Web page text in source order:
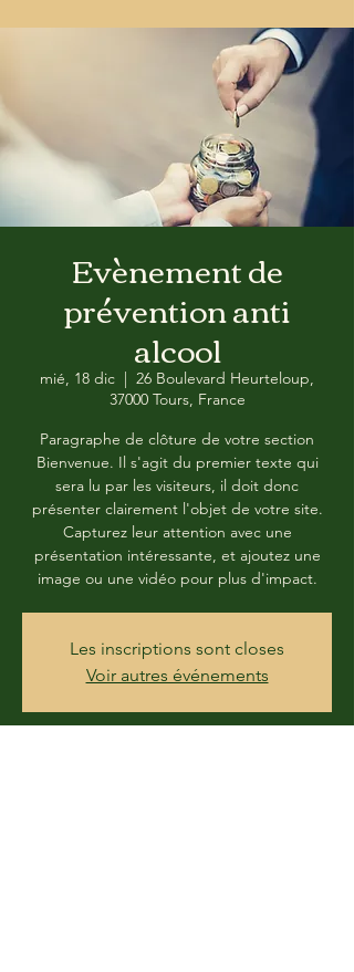
Evènement de
prévention anti
alcool
mié, 18 dic
  |
26 Boulevard Heurteloup,
37000 Tours, France
Paragraphe de clôture de votre section
Bienvenue. Il s'agit du premier texte qui
sera lu par les visiteurs, il doit donc
présenter clairement l'objet de votre site.
Capturez leur attention avec une
présentation intéressante, et ajoutez une
image ou une vidéo pour plus d'impact.
Les inscriptions sont closes
Voir autres événements